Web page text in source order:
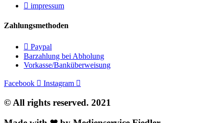
impressum
Zahlungsmethoden
Paypal
Barzahlung bei Abholung
Vorkasse/Banküberweisung
Facebook Instagram
© All rights reserved. 2021